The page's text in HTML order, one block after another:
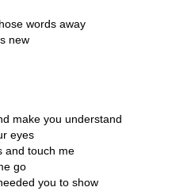
words away
new
make you understand
eyes
and touch me
go
you to show